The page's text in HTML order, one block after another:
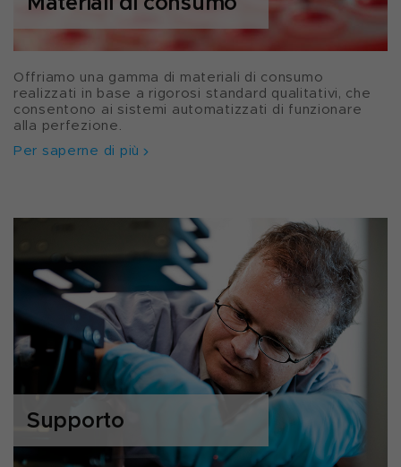
Offriamo una gamma di materiali di consumo
realizzati in base a rigorosi standard qualitativi, che
consentono ai sistemi automatizzati di funzionare
alla perfezione.
Per saperne di più
Supporto